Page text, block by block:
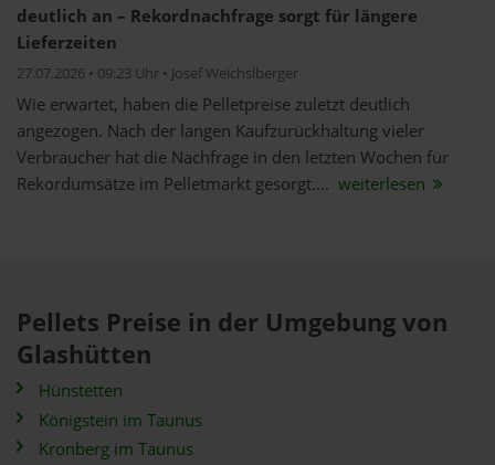
deutlich an – Rekordnachfrage sorgt für längere
Lieferzeiten
27.07.2026 • 09:23 Uhr • Josef Weichslberger
Wie erwartet, haben die Pelletpreise zuletzt deutlich
angezogen. Nach der langen Kaufzurückhaltung vieler
Verbraucher hat die Nachfrage in den letzten Wochen für
Rekordumsätze im Pelletmarkt gesorgt.... weiterlesen
Pellets Preise in der Umgebung von
Glashütten
Hünstetten
Königstein im Taunus
Kronberg im Taunus